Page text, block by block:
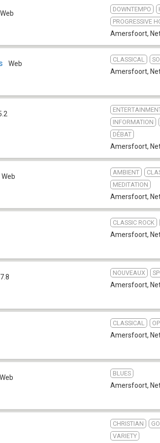
Web
DOWNTEMPO
PROGRESSIVE
Amersfoort,
Web
CLASSICAL
Amersfoort,
INFORMATION
DÉBAT
Amersfoort,
Web
AMBIENT
MEDITATION
Amersfoort,
CLASSIC ROCK
Amersfoort,
NOUVEAUX
Amersfoort,
CLASSICAL
Amersfoort,
Web
BLUES
Amersfoort,
CHRISTIAN
VARIETY